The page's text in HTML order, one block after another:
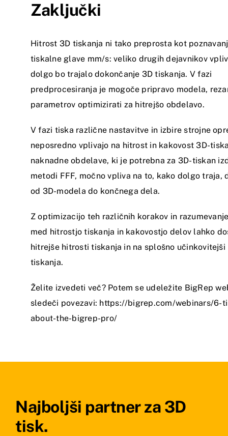
Zaključki
Hitrost 3D tiskanja ni tako preprosta kot
tiskalne glave mm/s: veliko drugih dejavnikov
dolgo bo trajalo dokončanje 3D tiskanja. V fazi
predprocesiranja je mogoče pripravo modela,
parametrov optimizirati za hitrejšo obdelavo.
V fazi tiska različne nastavitve in izbire strojne
neposredno vplivajo na hitrost in kakovost 3D-
naknadne obdelave, ki je potrebna za 3D-tiskan
metodi FFF, močno vpliva na to, kako dolgo traja,
od 3D-modela do končnega dela.
Z optimizacijo teh različnih korakov in
med hitrostjo tiskanja in kakovostjo delov lahko
hitrejše hitrosti tiskanja in na splošno
tiskanja.
Želite izvedeti več? Potem se udeležite BigRep
sledeči povezavi: https://bigrep.com/webinars/6-
about-the-bigrep-pro/
Najboljši partner za 3D
tisk.